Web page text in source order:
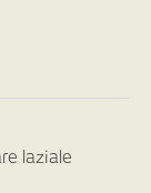
laziale